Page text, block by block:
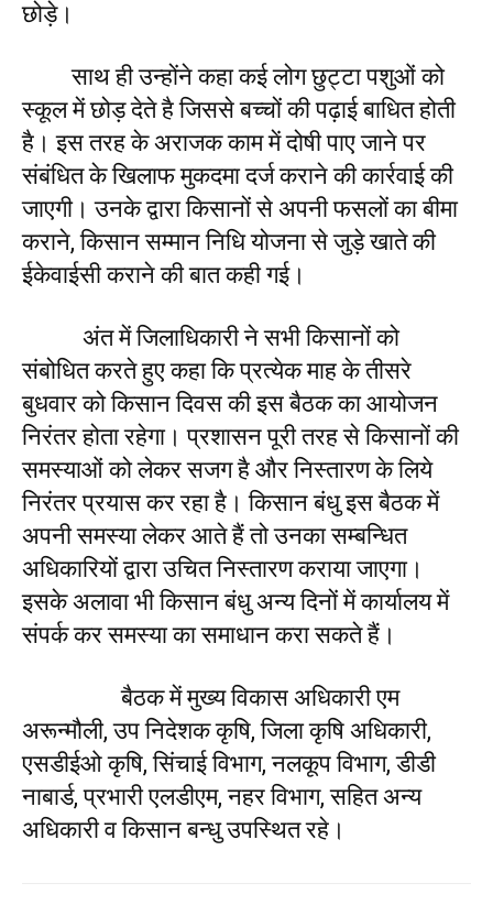
छोड़े।
साथ ही उन्होंने कहा कई लोग छुट्टा पशुओं को
स्कूल में छोड़ देते है जिससे बच्चों की पढ़ाई बाधित होती
है। इस तरह के अराजक काम में दोषी पाए जाने पर
संबंधित के खिलाफ मुकदमा दर्ज कराने की कार्रवाई की
जाएगी। उनके द्वारा किसानों से अपनी फसलों का बीमा
कराने, किसान सम्मान निधि योजना से जुड़े खाते की
ईकेवाईसी कराने की बात कही गई।
अंत में जिलाधिकारी ने सभी किसानों को
संबोधित करते हुए कहा कि प्रत्येक माह के तीसरे
बुधवार को किसान दिवस की इस बैठक का आयोजन
निरंतर होता रहेगा। प्रशासन पूरी तरह से किसानों की
समस्याओं को लेकर सजग है और निस्तारण के लिये
निरंतर प्रयास कर रहा है। किसान बंधु इस बैठक में
अपनी समस्या लेकर आते हैं तो उनका सम्बन्धित
अधिकारियों द्वारा उचित निस्तारण कराया जाएगा।
इसके अलावा भी किसान बंधु अन्य दिनों में कार्यालय में
संपर्क कर समस्या का समाधान करा सकते हैं।
बैठक में मुख्य विकास अधिकारी एम
अरून्मौली, उप निदेशक कृषि, जिला कृषि अधिकारी,
एसडीईओ कृषि, सिंचाई विभाग, नलकूप विभाग, डीडी
नाबार्ड, प्रभारी एलडीएम, नहर विभाग, सहित अन्य
अधिकारी व किसान बन्धु उपस्थित रहे।